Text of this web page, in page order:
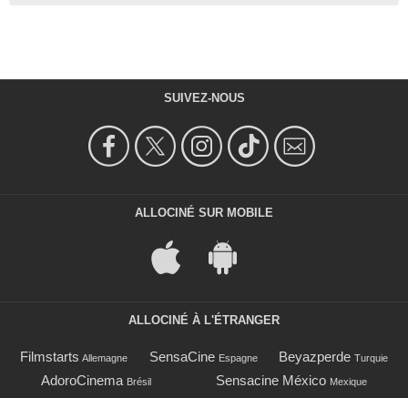
SUIVEZ-NOUS
ALLOCINÉ SUR MOBILE
ALLOCINÉ À L'ÉTRANGER
Filmstarts Allemagne SensaCine Espagne Beyazperde Turquie
AdoroCinema Brésil Sensacine México Mexique